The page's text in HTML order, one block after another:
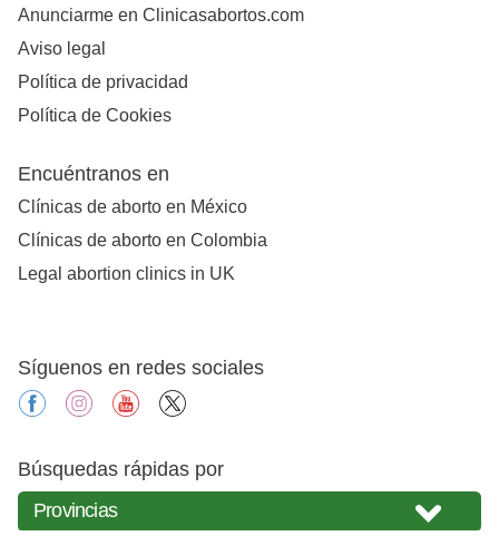
Anunciarme en Clinicasabortos.com
Aviso legal
Política de privacidad
Política de Cookies
Encuéntranos en
Clínicas de aborto en México
Clínicas de aborto en Colombia
Legal abortion clinics in UK
Síguenos en redes sociales
facebookinstagramyoutube
Búsquedas rápidas por